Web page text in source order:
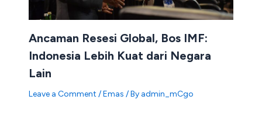
Ancaman Resesi Global, Bos IMF:
Indonesia Lebih Kuat dari Negara
Lain
Leave a Comment /Emas / By admin_mCgo